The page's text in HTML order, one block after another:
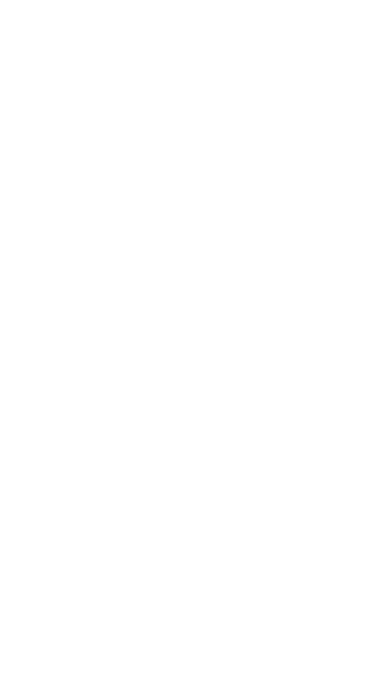
No te
Suscríbete a
noticias del vapeo
Subscribe to our
of vaping and